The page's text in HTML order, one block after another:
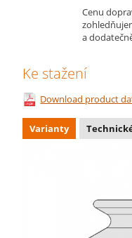
Cenu
a
Ke stažení
Download product
Varianty